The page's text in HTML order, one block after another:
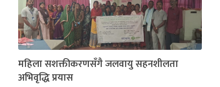
महिला सशक्तीकरणसँगै जलवायु सहनशीलता
अभिवृद्धि प्रयास